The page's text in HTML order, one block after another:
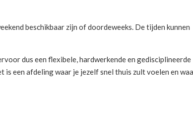
beschikbaar zijn of doordeweeks. De tijden kunnen
dus een flexibele, hardwerkende en gedisciplineerde
is een afdeling waar je jezelf snel thuis zult voelen en